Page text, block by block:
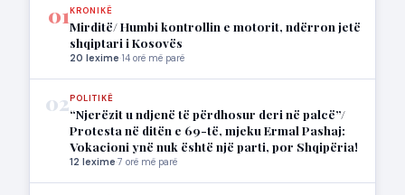
01KRONIKË
Mirditë/ Humbi kontrollin e motorit, ndërron jetë
shqiptari i Kosovës
20 lexime·14 orë më parë
02POLITIKË
“Njerëzit u ndjenë të përdhosur deri në palcë”/
Protesta në ditën e 69-të, mjeku Ermal Pashaj:
Vokacioni ynë nuk është një parti, por Shqipëria!
12 lexime·7 orë më parë